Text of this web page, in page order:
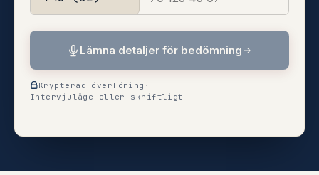
Lämna detaljer för bedömning
Krypterad överföring ·
Intervjuläge eller skriftligt